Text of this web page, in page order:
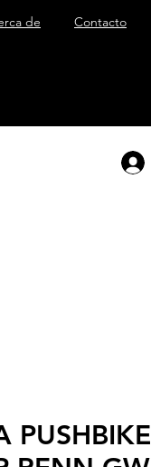
de Contacto
PUSHBIKE